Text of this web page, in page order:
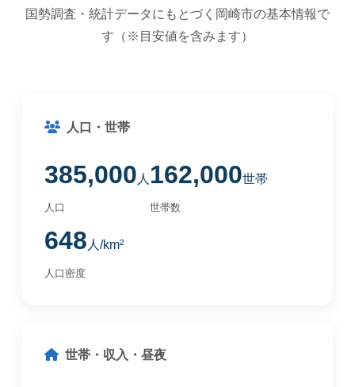
国勢調査・統計データにもとづく岡崎市の基本情報で
す（※目安値を含みます）
人口・世帯
385,000 人
人口
162,000世帯
世帯数
648 人/km²
人口密度
世帯・収入・昼夜